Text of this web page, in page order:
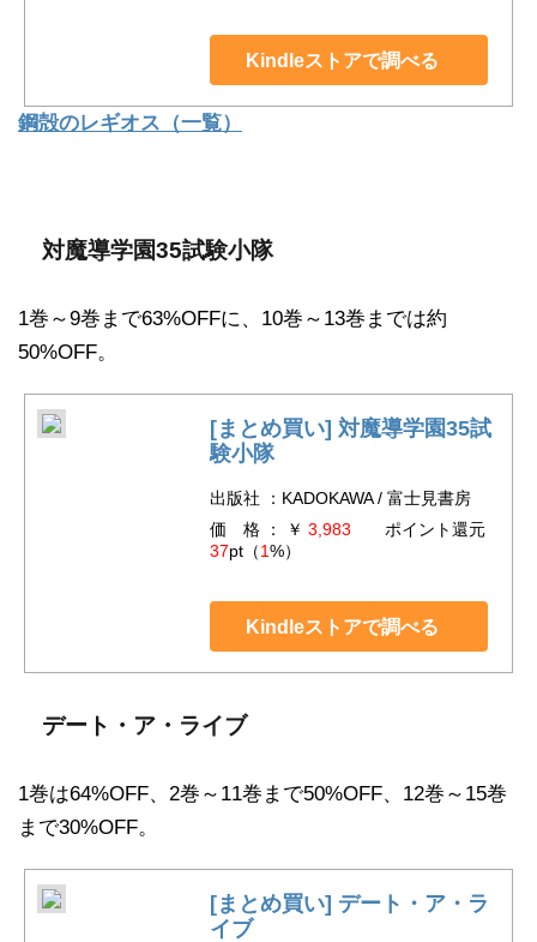
Kindleストアで調べる
鋼殻のレギオス（一覧）
対魔導学園35試験小隊
1巻～9巻まで63%OFFに、10巻～13巻までは約
50%OFF。
[まとめ買い] 対魔導学園35試
験小隊
出版社 ：KADOKAWA / 富士見書房
価 格 ： ￥ 3,983 ポイント還元
37pt（1%）
Kindleストアで調べる
デート・ア・ライブ
1巻は64%OFF、2巻～11巻まで50%OFF、12巻～15巻
まで30%OFF。
[まとめ買い] デート・ア・ラ
イブ